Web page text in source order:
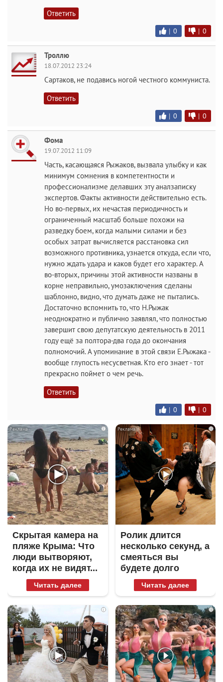
Ответить
| 0 | 0
Троллю
18.07.2012 23:24
Сартаков, не подавись ногой честного коммуниста.
Ответить
| 0 | 0
Фома
19.07.2012 11:09
Часть, касающаяся Рыжаков, вызвала улыбку и как
минимум сомнения в компетентности и
профессионализме делавших эту аналзаписку
экспертов. Факты активности действительно есть.
Но во-первых, их нечастая периодичность и
ограниченный масштаб больше похожи на
разведку боем, когда малыми силами и без
особых затрат вычисляется расстановка сил
возможного противника, узнается откуда, если что,
нужно ждать удара и каков будет его характер. А
во-вторых, причины этой активности названы в
корне неправильно, умозаключения сделаны
шаблонно, видно, что думать даже не пытались.
Достаточно вспомнить то, что Н.Рыжак
неоднократно и публично заявлял, что полностью
завершит свою депутатскую деятельность в 2011
году ещё за полтора-два года до окончания
полномочий. А упоминание в этой связи Е.Рыжака -
вообще глупость несусветная. Кто его знает - тот
прекрасно поймет о чем речь.
Ответить
| 0 | 0
i
Скрытая камера на
пляже Крыма: Что
люди вытворяют,
когда их не видят...
Читать далее
i
Ролик длится
несколько секунд, а
смеяться вы
будете долго
Читать далее
i i